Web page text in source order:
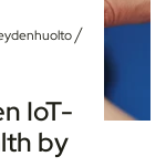
/
IoT-
by